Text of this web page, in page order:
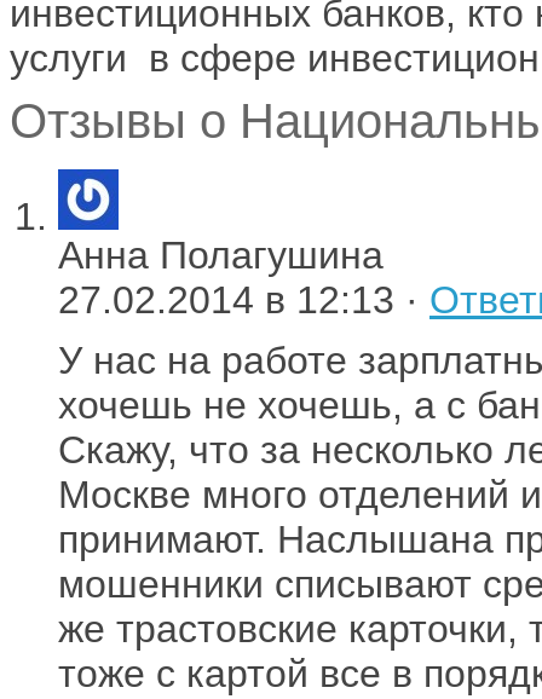
инвестиционных банков,
услуги в сфере
Отзывы о
Анна Полагушина
27.02.2014 в 12:13 ·
У нас на работе
хочешь не хочешь, а с
Скажу, что за несколько
Москве много отделений
принимают. Наслышана
мошенники списывают
же трастовские
тоже с картой все в